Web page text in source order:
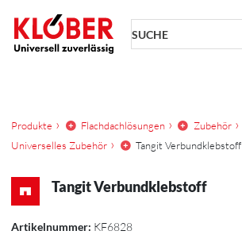
Produkte Flachdachlösungen
Zubehör
Universelles Zubehör
Tangit Verbundklebstoff
Tangit Verbundklebstoff
Artikelnummer: KF6828